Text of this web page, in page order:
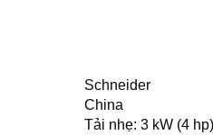
Schneider
China
Tải nhẹ: 3 kW (4 hp)